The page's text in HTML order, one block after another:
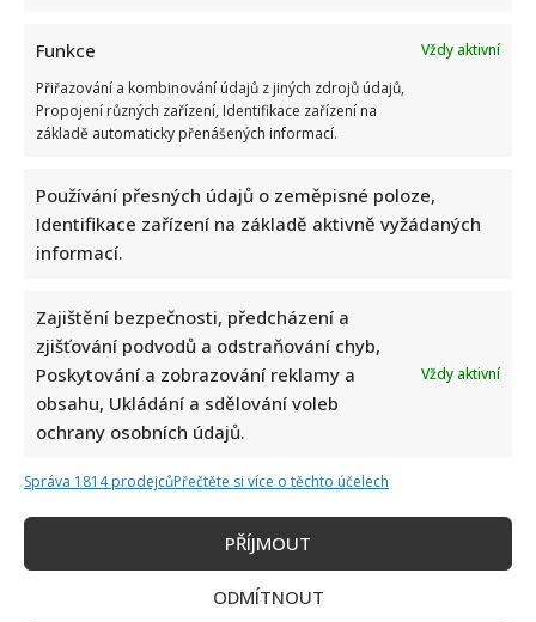
Funkce
Vždy aktivní
Přiřazování a kombinování údajů z jiných zdrojů údajů,
Propojení různých zařízení, Identifikace zařízení na
základě automaticky přenášených informací.
Používání přesných údajů o zeměpisné poloze,
Identifikace zařízení na základě aktivně vyžádaných
informací.
Zajištění bezpečnosti, předcházení a
zjišťování podvodů a odstraňování chyb,
Poskytování a zobrazování reklamy a
obsahu, Ukládání a sdělování voleb
ochrany osobních údajů.
Vždy aktivní
Správa 1814 prodejcůPřečtěte si více o těchto účelech
PŘÍJMOUT
ODMÍTNOUT